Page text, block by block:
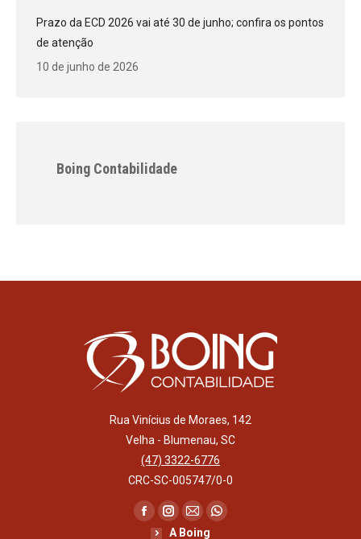
Prazo da ECD 2026 vai até 30 de junho; confira os pontos
de atenção
10 de junho de 2026
Boing Contabilidade
Rua Vinícius de Moraes, 142
Velha - Blumenau, SC
(47) 3322-6776
CRC-SC-005747/0-0
FacebookInstagram
Mail Whatsapp
A Boing